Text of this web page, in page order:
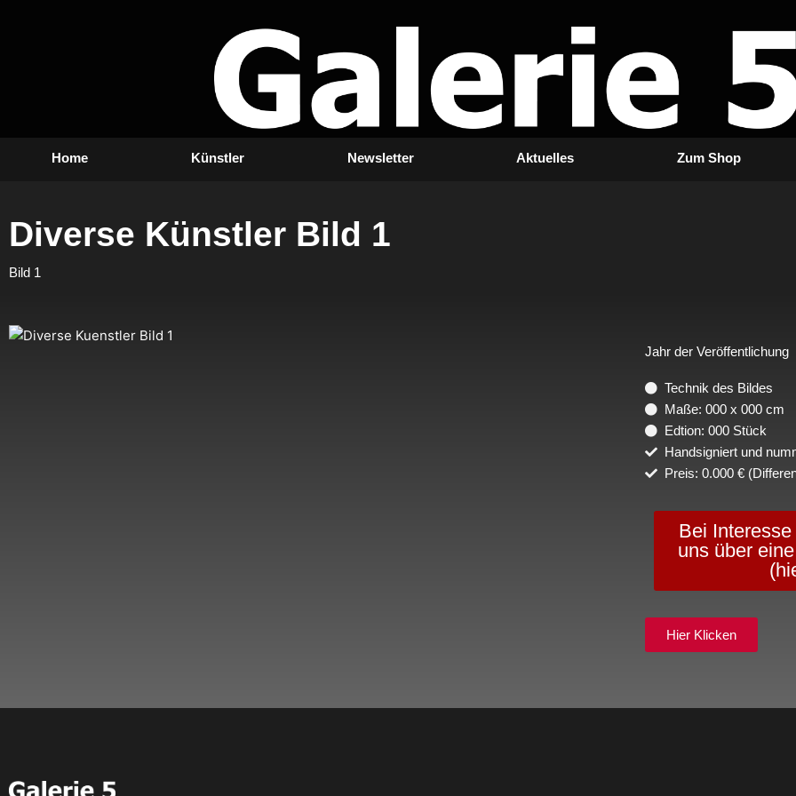
Home Künstler Newsletter Aktuelles Zum Shop
Diverse Künstler Bild 1
Bild 1
Jahr der Veröffentlichung
Technik des Bildes
Maße: 000 x 000 cm
Edtion: 000 Stück
Handsigniert und
Preis: 0.000 €
Bei
uns über
Hier Klicken